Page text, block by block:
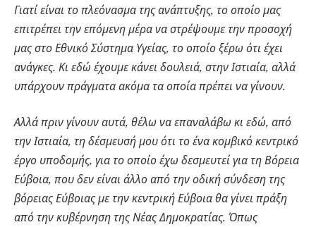
Γιατί είναι το πλεόνασμα της ανάπτυξης, το οποίο μας
επιτρέπει την επόμενη μέρα να στρέψουμε την προσοχή
μας στο Εθνικό Σύστημα Υγείας, το οποίο ξέρω ότι έχει
ανάγκες. Κι εδώ έχουμε κάνει δουλειά, στην Ιστιαία, αλλά
υπάρχουν πράγματα ακόμα τα οποία πρέπει να γίνουν.
Αλλά πριν γίνουν αυτά, θέλω να επαναλάβω κι εδώ, από
την Ιστιαία, τη δέσμευσή μου ότι το ένα κομβικό κεντρικό
έργο υποδομής, για το οποίο έχω δεσμευτεί για τη Βόρεια
Εύβοια, που δεν είναι άλλο από την οδική σύνδεση της
βόρειας Εύβοιας με την κεντρική Εύβοια θα γίνει πράξη
από την κυβέρνηση της Νέας Δημοκρατίας. Όπως